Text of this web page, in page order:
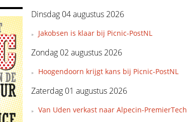
Dinsdag 04 augustus 2026
Jakobsen is klaar bij Picnic-PostNL
Zondag 02 augustus 2026
Hoogendoorn krijgt kans bij Picnic-PostNL
Zaterdag 01 augustus 2026
Van Uden verkast naar Alpecin-PremierTech